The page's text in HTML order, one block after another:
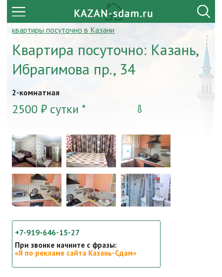
квартиры посуточно в Казани
Квартира посуточно: Казань,
Ибрагимова пр., 34
2-комнатная
2500 ₽ сутки *
+7-919-646-15-27
При звонке начните с фразы:
«Я по рекламе сайта Казань-Сдам»